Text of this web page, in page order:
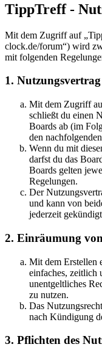
TippTreff -
Mit dem Zugriff auf
clock.de/forum“) wird
mit folgenden
1. Nutzungsvertrag
Mit dem Zugriff
schließt du einen
Boards ab (im
den
Wenn du mit
darfst du das
Boards gelten
Regelungen.
Der
und kann von
jederzeit
2. Einräumung
Mit dem Erstellen
einfaches, zeitlich
unentgeltliches
zu nutzen.
Das
nach Kündigung
3. Pflichten des